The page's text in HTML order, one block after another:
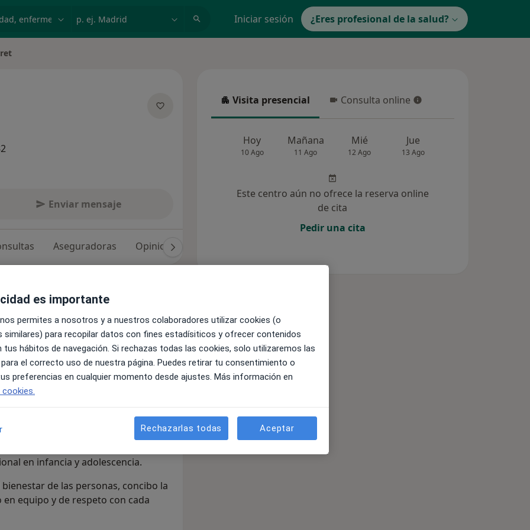
Iniciar sesión ¿Eres profesional de la salud?
Enviar mensaje
Aseguradoras Opiniones (40)
en el trabajo terapéutico
que atraviesan momentos
y adaptado a cada caso,
conductual (TCC) y terapias
adicciones, dificultades en la
complejos, así como en el trabajo
en infancia y adolescencia.
de las personas, concibo la
equipo y de respeto con cada
Visita presencial
Visita presencial Consulta online
Consulta online
Hoy
10 Ago
Mañana
11 Ago
Mié
12 Ago
Jue
13 Ago
Este centro aún no ofrece la reserva online
de cita
Pedir una cita
es importante
permites a nosotros y a nuestros colaboradores utilizar cookies (o
similares) para recopilar datos con fines estadísiticos y ofrecer contenidos
tus hábitos de navegación. Si rechazas todas las cookies, solo utilizaremos las
el correcto uso de nuestra página. Puedes retirar tu consentimiento o
preferencias en cualquier momento desde ajustes. Más información en
Rechazarlas todas Aceptar